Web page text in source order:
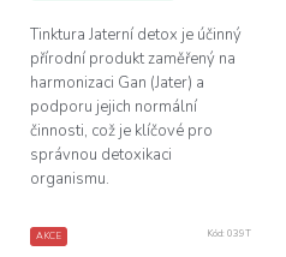
Tinktura Jaterní detox je účinný
přírodní produkt zaměřený na
harmonizaci Gan (Jater) a
podporu jejich normální
činnosti, což je klíčové pro
správnou detoxikaci
organismu.
AKCE Kód: 039T